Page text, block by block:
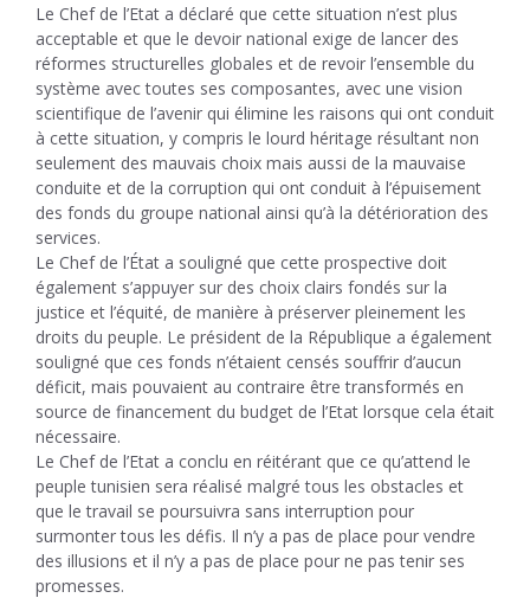
Le Chef de l’Etat a déclaré que cette situation n’est plus
acceptable et que le devoir national exige de lancer des
réformes structurelles globales et de revoir l’ensemble du
système avec toutes ses composantes, avec une vision
scientifique de l’avenir qui élimine les raisons qui ont conduit
à cette situation, y compris le lourd héritage résultant non
seulement des mauvais choix mais aussi de la mauvaise
conduite et de la corruption qui ont conduit à l’épuisement
des fonds du groupe national ainsi qu’à la détérioration des
services.
Le Chef de l’État a souligné que cette prospective doit
également s’appuyer sur des choix clairs fondés sur la
justice et l’équité, de manière à préserver pleinement les
droits du peuple. Le président de la République a également
souligné que ces fonds n’étaient censés souffrir d’aucun
déficit, mais pouvaient au contraire être transformés en
source de financement du budget de l’Etat lorsque cela était
nécessaire.
Le Chef de l’Etat a conclu en réitérant que ce qu’attend le
peuple tunisien sera réalisé malgré tous les obstacles et
que le travail se poursuivra sans interruption pour
surmonter tous les défis. Il n’y a pas de place pour vendre
des illusions et il n’y a pas de place pour ne pas tenir ses
promesses.